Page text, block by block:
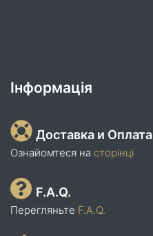
Інформація
Доставка и Оплата
Ознайомтеся на сторінці
F.A.Q.
Перегляньте F.A.Q.